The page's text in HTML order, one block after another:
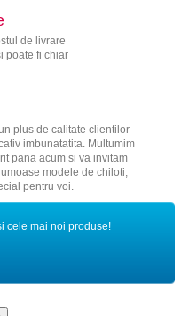
de livrare
poate fi chiar
plus de calitate clientilor
imbunatatita. Multumim
pana acum si va invitam
modele de chiloti,
pentru voi.
cele mai noi produse!